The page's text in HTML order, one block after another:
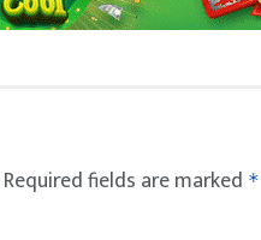
Required fields are marked *